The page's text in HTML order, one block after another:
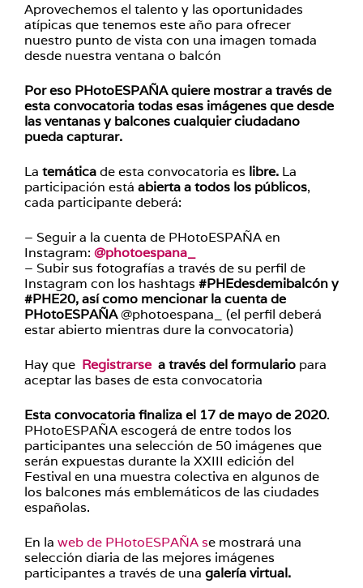
Aprovechemos el talento y las oportunidades
atípicas que tenemos este año para ofrecer
nuestro punto de vista con una imagen tomada
desde nuestra ventana o balcón
Por eso PHotoESPAÑA quiere mostrar a través de
esta convocatoria todas esas imágenes que desde
las ventanas y balcones cualquier ciudadano
pueda capturar.
La temáticade esta convocatoria es libre. La
participación está abierta a todos los públicos,
cada participante deberá:
– Seguir a la cuenta de PHotoESPAÑA en
Instagram: @photoespana_
– Subir sus fotografías a través de su perfil de
Instagram con los hashtags #PHEdesdemibalcón y
#PHE20, así como mencionar la cuenta de
PHotoESPAÑA@photoespana_ (el perfil deberá
estar abierto mientras dure la convocatoria)
Hay que Registrarse a través del formulario para
aceptar las bases de esta convocatoria
Esta convocatoria finaliza el 17 de mayo de 2020.
PHotoESPAÑA escogerá de entre todos los
participantes una selección de 50 imágenes que
serán expuestas durante la XXIII edición del
Festival en una muestra colectiva en algunos de
los balcones más emblemáticos de las ciudades
españolas.
En la web de PHotoESPAÑA se mostrará una
selección diaria de las mejores imágenes
participantes a través de una galería virtual.